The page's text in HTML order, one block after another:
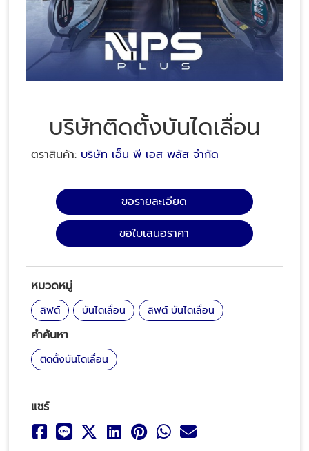
บริษัทติดตั้งบันไดเลื่อน
ตราสินค้า: บริษัท เอ็น พี เอส พลัส จำกัด
ขอรายละเอียด
ขอใบเสนอราคา
หมวดหมู่
ลิฟต์ บันไดเลื่อน ลิฟต์ บันไดเลื่อน
คำค้นหา
ติดตั้งบันไดเลื่อน
แชร์